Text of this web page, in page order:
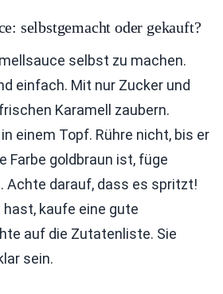
selbstgemacht oder gekauft?
selbst zu machen.
einfach. Mit nur Zucker und
Karamell zaubern.
einem Topf. Rühre nicht, bis er
Farbe goldbraun ist, füge
Achte darauf, dass es spritzt!
kaufe eine gute
auf die Zutatenliste. Sie
sein.